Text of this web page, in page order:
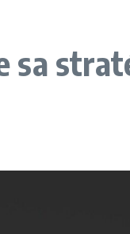
sa